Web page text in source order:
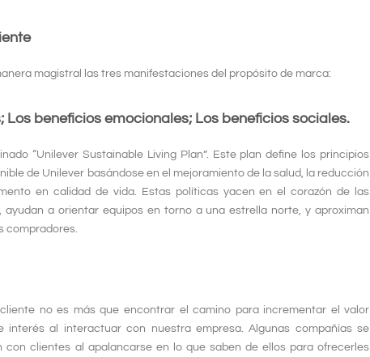
magistral las tres manifestaciones del propósito de marca:
Los beneficios emocionales; Los beneficios sociales.
“Unilever Sustainable Living Plan”. Este plan define los principios
de Unilever basándose en el mejoramiento de la salud, la reducción
en calidad de vida. Estas políticas yacen en el corazón de las
ayudan a orientar equipos en torno a una estrella norte, y aproximan
compradores.
no es más que encontrar el camino para incrementar el valor
interés al interactuar con nuestra empresa. Algunas compañías se
con clientes al apalancarse en lo que saben de ellos para ofrecerles